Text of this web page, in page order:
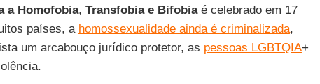
a Homofobia, Transfobia e Bifobiaé celebrado em 17
países, a homossexualidade ainda é criminalizada,
um arcabouço jurídico protetor, as pessoas LGBTQIA+